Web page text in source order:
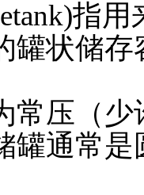
指
罐状储存
常压（
罐通常